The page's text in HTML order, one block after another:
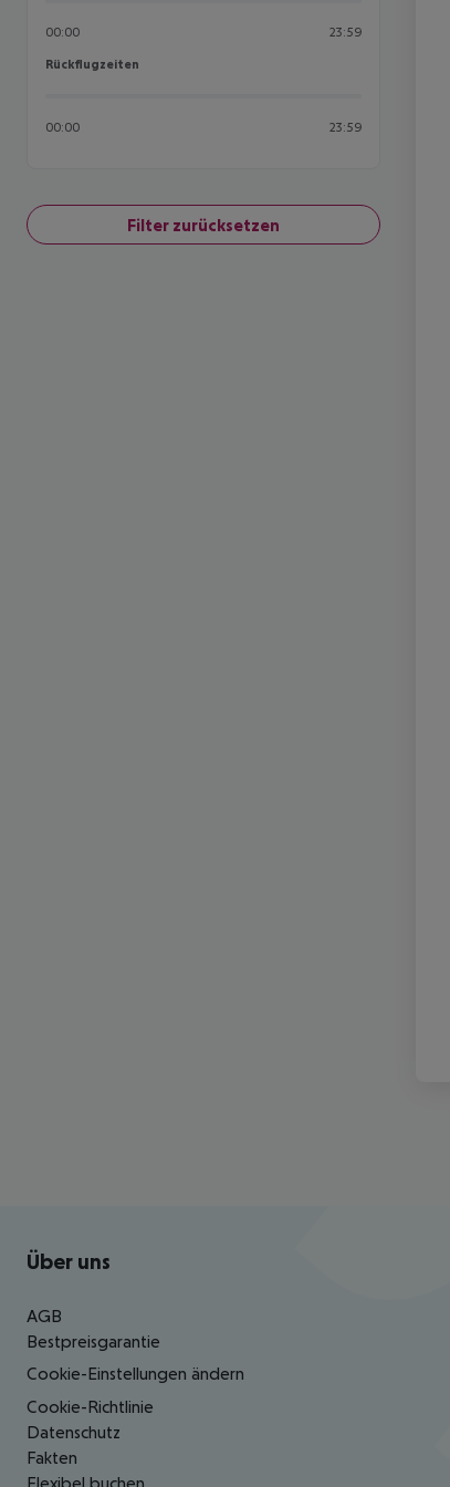
00:00 23:59
Rückflugzeiten
Rückflugzeiten
00:00 23:59
Filter zurücksetzen
Footer navigation
Über uns
AGB
Bestpreisgarantie
Cookie-Einstellungen ändern
Cookie-Richtlinie
Datenschutz
Fakten
Flexibel buchen